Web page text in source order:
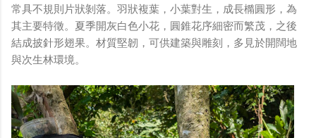
常具不規則片狀剝落。羽狀複葉，小葉對生，成長橢圓形，為
其主要特徵。夏季開灰白色小花，圓錐花序細密而繁茂，之後
結成披針形翅果。材質堅韌，可供建築與雕刻，多見於開闊地
與次生林環境。